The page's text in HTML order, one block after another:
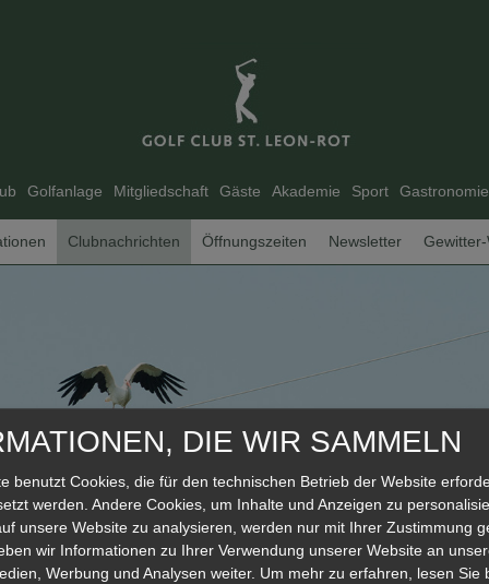
Golfanlage Mitgliedschaft Gäste Akademie Sport Gastronomie
Clubnachrichten Öffnungszeiten Newsletter
DIE WIR SAMMELN
benutzt Cookies, die für den technischen Betrieb der Website
werden. Andere Cookies, um Inhalte und Anzeigen zu
unsere Website zu analysieren, werden nur mit Ihrer Zustimmung
wir Informationen zu Ihrer Verwendung unserer Website an
Werbung und Analysen weiter. Um mehr zu erfahren, lesen Sie